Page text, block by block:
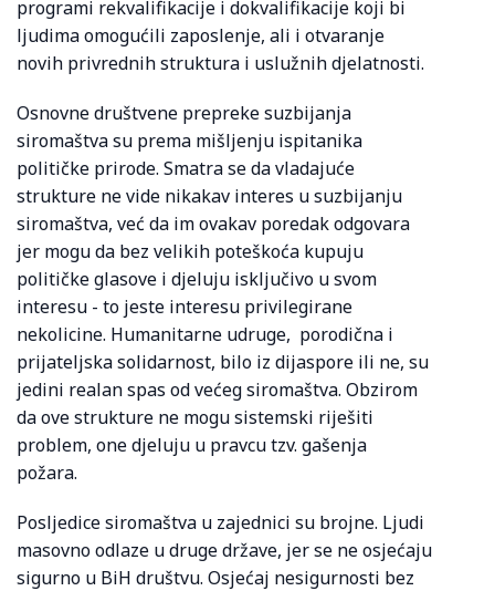
programi rekvalifikacije i dokvalifikacije koji bi
ljudima omogućili zaposlenje, ali i otvaranje
novih privrednih struktura i uslužnih djelatnosti.
Osnovne društvene prepreke suzbijanja
siromaštva su prema mišljenju ispitanika
političke prirode. Smatra se da vladajuće
strukture ne vide nikakav interes u suzbijanju
siromaštva, već da im ovakav poredak odgovara
jer mogu da bez velikih poteškoća kupuju
političke glasove i djeluju isključivo u svom
interesu - to jeste interesu privilegirane
nekolicine. Humanitarne udruge, porodična i
prijateljska solidarnost, bilo iz dijaspore ili ne, su
jedini realan spas od većeg siromaštva. Obzirom
da ove strukture ne mogu sistemski riješiti
problem, one djeluju u pravcu tzv. gašenja
požara.
Posljedice siromaštva u zajednici su brojne. Ljudi
masovno odlaze u druge države, jer se ne osjećaju
sigurno u BiH društvu. Osjećaj nesigurnosti bez